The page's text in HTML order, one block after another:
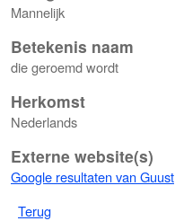
Mannelijk
Betekenis naam
die geroemd wordt
Herkomst
Nederlands
Externe website(s)
Google resultaten van Guust
Terug